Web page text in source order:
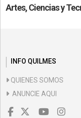
Artes, Ciencias y
INFO QUILMES
QUIENES SOMOS
ANUNCIE AQUI